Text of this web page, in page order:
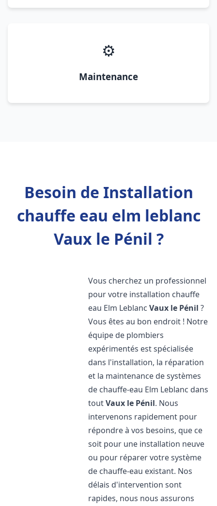
⚙️
Maintenance
Besoin de Installation
chauffe eau elm leblanc
Vaux le Pénil ?
Vous cherchez un professionnel
pour votre installation chauffe
eau Elm LeblancVaux le Pénil ?
Vous êtes au bon endroit ! Notre
équipe de plombiers
expérimentés est spécialisée
dans l'installation, la réparation
et la maintenance de systèmes
de chauffe-eau Elm Leblanc dans
toutVaux le Pénil. Nous
intervenons rapidement pour
répondre à vos besoins, que ce
soit pour une installation neuve
ou pour réparer votre système
de chauffe-eau existant. Nos
délais d'intervention sont
rapides, nous nous assurons